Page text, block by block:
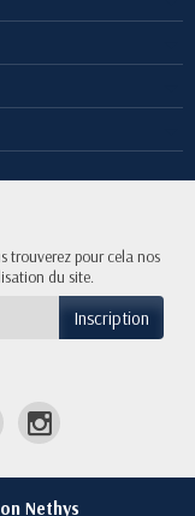
trouverez pour cela nos
du site.
Nethys